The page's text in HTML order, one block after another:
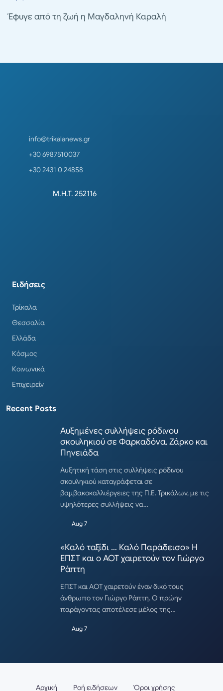
Έφυγε από τη ζωή η Μαγδαληνή Καραλή
info@trikalanews.gr
+30 6987510037
+30 2431 0 24858
Μ.Η.Τ. 252116
Ειδήσεις
Τρίκαλα
Θεσσαλία
Ελλάδα
Κόσμος
Κοινωνικά
Επιχειρείν
Recent Posts
Αυξημένες συλλήψεις ρόδινου
σκουληκιού σε Φαρκαδόνα, Ζάρκο και
Πηνειάδα
Αυξητική τάση στις συλλήψεις ρόδινου
σκουληκιού καταγράφεται σε
βαμβακοκαλλιέργειες της Π.Ε. Τρικάλων, με τις
υψηλότερες συλλήψεις να…
Aug 7
«Καλό ταξίδι … Καλό Παράδεισο» Η
ΕΠΣΤ και ο ΑΟΤ χαιρετούν τον Γιώργο
Ράπτη
ΕΠΣΤ και ΑΟΤ χαιρετούν έναν δικό τους
άνθρωπο τον Γιώργο Ράπτη. Ο πρώην
παράγοντας αποτέλεσε μέλος της…
Aug 7
Αρχική Ροή ειδήσεων Όροι χρήσης